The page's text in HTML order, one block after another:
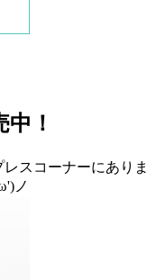
！
スコーナーにありま
ノ